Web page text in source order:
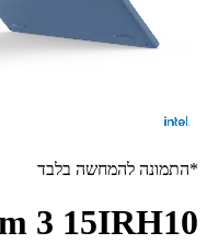
*התמונה להמחשה בלבד
3 15IRH10